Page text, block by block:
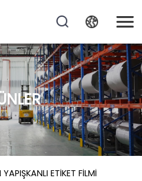
ETIKET FILMI